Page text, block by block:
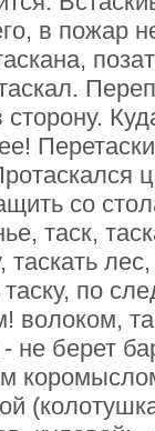
в пожар
со
таск,
таскать
по
волоком,
не берет